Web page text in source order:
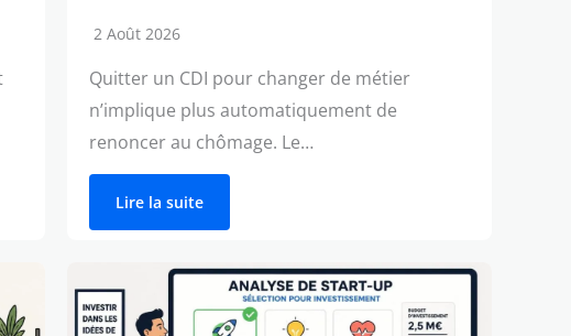
2 Août 2026
Quitter un CDI pour changer de métier
n’implique plus automatiquement de
renoncer au chômage. Le…
Lire la suite